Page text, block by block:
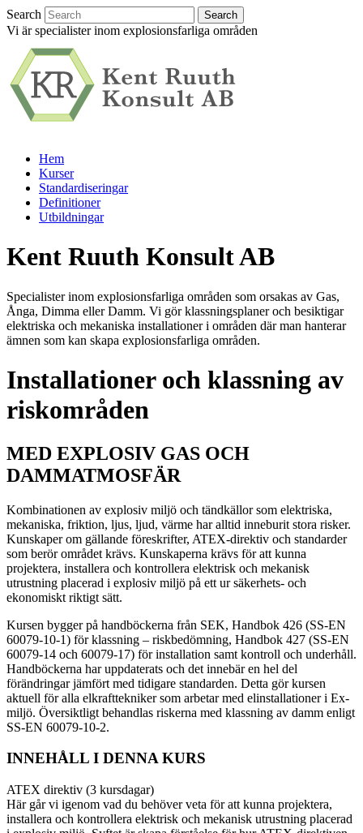
Search
Vi är specialister inom explosionsfarliga områden
Hem
Kurser
Standardiseringar
Definitioner
Utbildningar
Kent Ruuth Konsult AB
Specialister inom explosionsfarliga områden som orsakas av Gas,
Ånga, Dimma eller Damm. Vi gör klassningsplaner och besiktigar
elektriska och mekaniska installationer i områden där man hanterar
ämnen som kan skapa explosionsfarliga områden.
Installationer och klassning av
riskområden
MED EXPLOSIV GAS OCH
DAMMATMOSFÄR
Kombinationen av explosiv miljö och tändkällor som elektriska,
mekaniska, friktion, ljus, ljud, värme har alltid inneburit stora risker.
Kunskaper om gällande föreskrifter, ATEX-direktiv och standarder
som berör området krävs. Kunskaperna krävs för att kunna
projektera, installera och kontrollera elektrisk och mekanisk
utrustning placerad i explosiv miljö på ett ur säkerhets- och
ekonomiskt riktigt sätt.
Kursen bygger på handböckerna från SEK, Handbok 426 (SS-EN
60079-10-1) för klassning – riskbedömning, Handbok 427 (SS-EN
60079-14 och 60079-17) för installation samt kontroll och underhåll.
Handböckerna har uppdaterats och det innebär en hel del
förändringar jämfört med tidigare standarden. Detta gör kursen
aktuell för alla elkrafttekniker som arbetar med elinstallationer i Ex-
miljö. Översiktligt behandlas riskerna med klassning av damm enligt
SS-EN 60079-10-2.
INNEHÅLL I DENNA KURS
ATEX direktiv (3 kursdagar)
Här går vi igenom vad du behöver veta för att kunna projektera,
installera och kontrollera elektrisk och mekanisk utrustning placerad